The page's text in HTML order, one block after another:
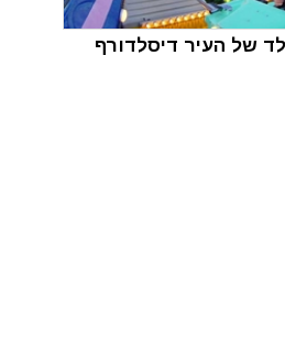
של העיר דיסלדורף